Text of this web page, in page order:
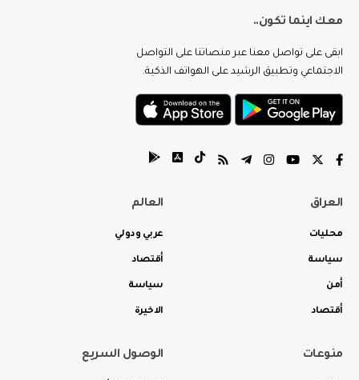
معك اينما تكون..
ابقى على تواصل معنا عبر منصاتنا على التواصل
الاجتماعي وتطبيق الرشيد على الهواتف الذكية.
العراق
محليات
سياسة
أمن
أقتصاد
العالم
عربي ودولي
أقتصاد
سياسة
الاخيرة
منوعات الوصول السريع